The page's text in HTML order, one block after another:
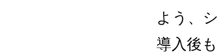
よう、
導入後